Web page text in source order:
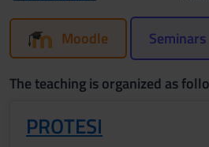
Moodle Seminars
The teaching is organized as
PROTESI